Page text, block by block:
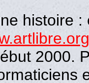
histoire
2000.